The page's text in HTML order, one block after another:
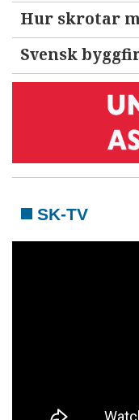
Hur skrotar
Svensk
SK-TV